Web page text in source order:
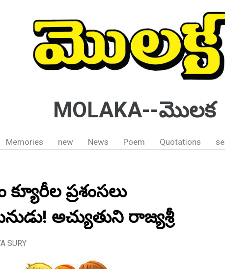
MOLAKA--మొలక
Memories new News Poem Quotations se
ప్రశంసలు
‌అచ్యుతుని రాజ్యశ్రీ
SURY